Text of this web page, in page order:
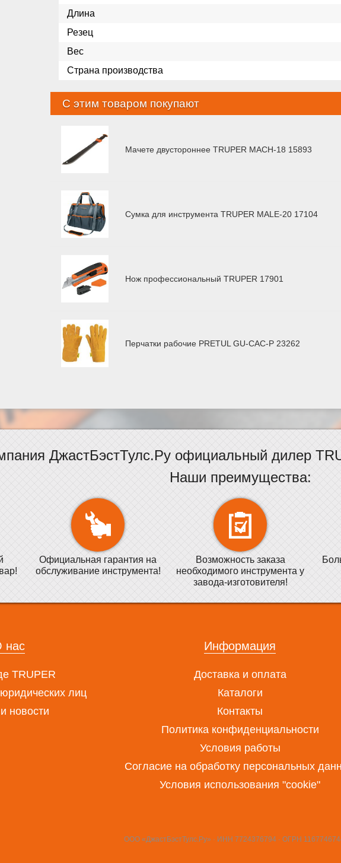
Длина
Резец
Вес
Страна производства
С этим товаром покупают
Мачете двустороннее TRUPER MACH-18 15893
Сумка для инструмента TRUPER MALE-20 17104
Нож профессиональный TRUPER 17901
Перчатки рабочие PRETUL GU-CAC-P 23262
ДжастБэстТулс.Ру официальный дилер
Наши преимущества:
Официальная гарантия на
обслуживание инструмента!
Возможность заказа
необходимого инструмента у
завода-изготовителя!
нас
TRUPER
лиц
новости
Информация
Доставка и оплата
Каталоги
Контакты
Политика конфиденциальности
Условия работы
Согласие на обработку персональных
Условия использования "cookie"
ООО «ДжастБэстТулс.Ру» · ИНН 7724376794 · ОГРН